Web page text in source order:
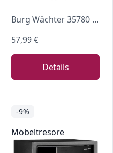
Burg Wächter 35780 Favor S3 E Einbruchschutztresor Zahlenschloss, Schwarz, HxBxT: 200 x 310 x 200 mm
57,99 €
Details
-9%
Möbeltresore